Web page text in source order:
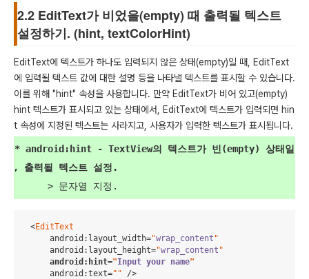
2.2 EditText가 비었을(empty) 때 출력될 텍스트
설정하기. (hint, textColorHint)
EditText에 텍스트가 하나도 입력되지 않은 상태(empty)일 때, EditText
에 입력될 텍스트 값에 대한 설명 등을 나타낼 텍스트를 표시할 수 있습니다.
이를 위해 "hint" 속성을 사용합니다. 만약 EditText가 비어 있고(empty)
hint 텍스트가 표시되고 있는 상태에서, EditText에 텍스트가 입력되면 hin
t 속성에 지정된 텍스트는 사라지고, 사용자가 입력한 텍스트가 표시됩니다.
때, 출력될 텍스트 설정.
    <
EditText
android : layout_width="wrap_content "
android : layout_height="wrap_content "
android : hint="Input your name"
android :text=" " />